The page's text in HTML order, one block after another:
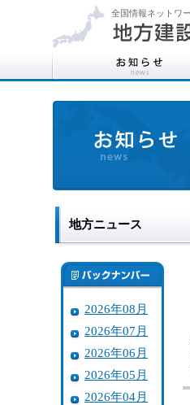
全国情報ネットワ
地方ニュース
2026年08月
2026年07月
2026年06月
2026年05月
2026年04月